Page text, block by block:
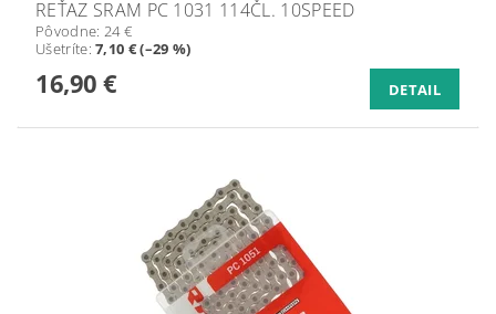
REŤAZ SRAM PC 1031 114ČL. 10SPEED
Pôvodne: 24 €
Ušetríte:7,10 € (–29 %)
16,90 € DETAIL